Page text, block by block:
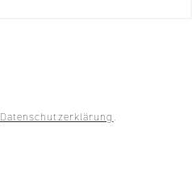
Datenschutzerklärung .